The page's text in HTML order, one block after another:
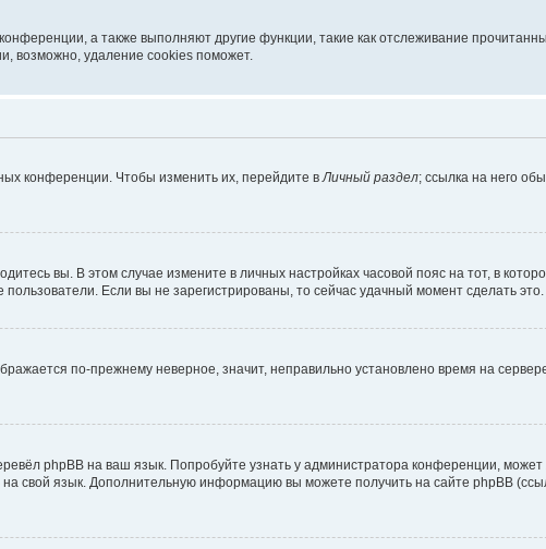
а также выполняют другие функции, такие как отслеживание
возможно, удаление cookies поможет.
конференции. Чтобы изменить их, перейдите в Личный раздел; ссылка на него
вы. В этом случае измените в личных настройках часовой пояс на тот, в
Если вы не зарегистрированы, то сейчас удачный момент сделать это.
по-прежнему неверное, значит, неправильно установлено время на
phpBB на ваш язык. Попробуйте узнать у администратора конференции,
свой язык. Дополнительную информацию вы можете получить на сайте phpBB